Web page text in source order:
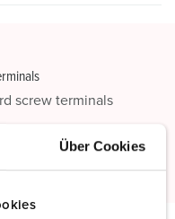
Über Cookies
screw terminals